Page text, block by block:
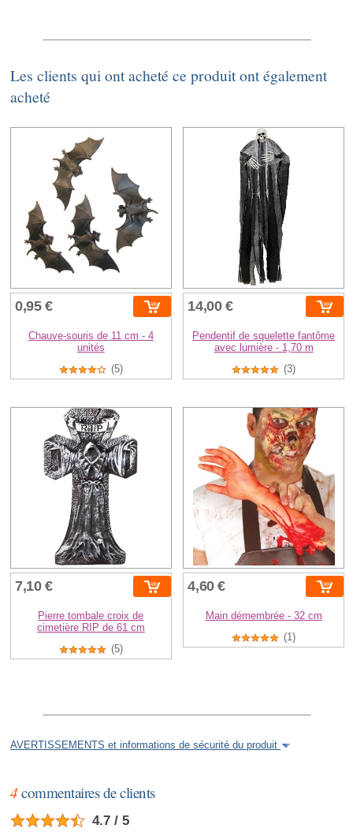
Les clients qui ont acheté ce produit ont également
acheté
0,95 €
Chauve-souris de 11 cm - 4
unités
(5)
14,00 €
Pendentif de squelette fantôme
avec lumière - 1,70 m
(3)
7,10 €
Pierre tombale croix de
cimetière RIP de 61 cm
(5)
4,60 €
Main démembrée - 32 cm
(1)
AVERTISSEMENTS et informations de sécurité du produit
4 commentaires de clients
4.7 / 5